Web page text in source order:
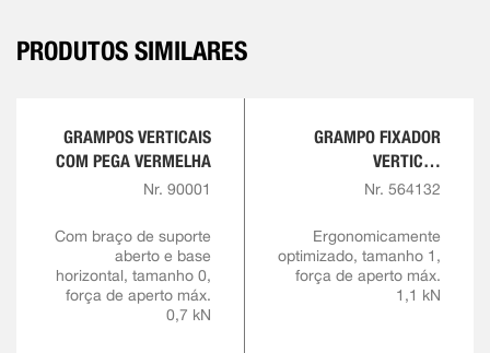
PRODUTOS SIMILARES
GRAMPOS VERTICAIS
COM PEGA VERMELHA
Nr. 90001
Com braço de suporte
aberto e base
horizontal, tamanho 0,
força de aperto máx.
0,7 kN
GRAMPO FIXADOR
VERTICAL
COMFORTLINE
Nr. 564132
Ergonomicamente
optimizado, tamanho 1,
força de aperto máx.
1,1 kN